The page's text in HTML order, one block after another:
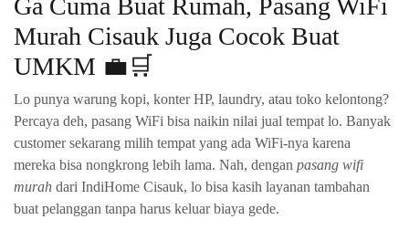
Ga Cuma Buat Rumah, Pasang WiFi
Murah Cisauk Juga Cocok Buat
UMKM 💼🛒
Lo punya warung kopi, konter HP, laundry, atau toko kelontong?
Percaya deh, pasang WiFi bisa naikin nilai jual tempat lo. Banyak
customer sekarang milih tempat yang ada WiFi-nya karena
mereka bisa nongkrong lebih lama. Nah, dengan pasang wifi
murah dari IndiHome Cisauk, lo bisa kasih layanan tambahan
buat pelanggan tanpa harus keluar biaya gede.